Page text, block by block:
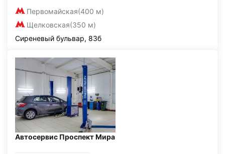
Первомайская(400 м)
Щелковская(350 м)
Сиреневый бульвар, 83б
Автосервис Проспект Мира